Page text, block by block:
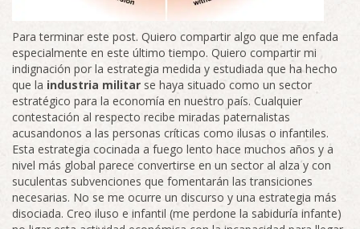
Para terminar este post. Quiero compartir algo que me enfada
especialmente en este último tiempo. Quiero compartir mi
indignación por la estrategia medida y estudiada que ha hecho
que la industria militar se haya situado como un sector
estratégico para la economía en nuestro país. Cualquier
contestación al respecto recibe miradas paternalistas
acusandonos a las personas críticas como ilusas o infantiles.
Esta estrategia cocinada a fuego lento hace muchos años y a
nivel más global parece convertirse en un sector al alza y con
suculentas subvenciones que fomentarán las transiciones
necesarias. No se me ocurre un discurso y una estrategia más
disociada. Creo iluso e infantil (me perdone la sabiduría infante)